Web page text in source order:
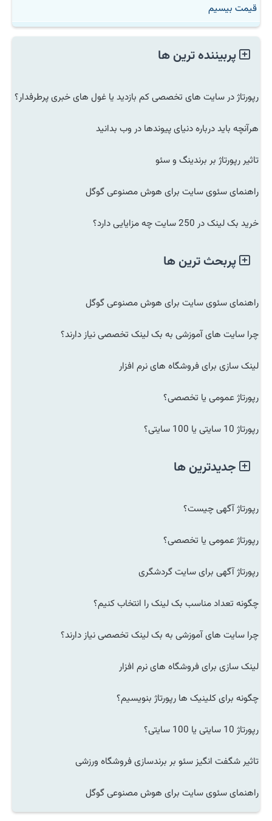
قیمت بیسیم
پربیننده ترین ها
رپورتاژ در سایت های تخصصی کم بازدید یا غول های خبری پرطرفدار؟
هرآنچه باید درباره دنیای پیوندها در وب بدانید
تاثیر رپورتاژ بر برندینگ و سئو
راهنمای سئوی سایت برای هوش مصنوعی گوگل
خرید بک لینک در 250 سایت چه مزایایی دارد؟
پربحث ترین ها
راهنمای سئوی سایت برای هوش مصنوعی گوگل
چرا سایت های آموزشی به بک لینک تخصصی نیاز دارند؟
لینک سازی برای فروشگاه های نرم افزار
رپورتاژ عمومی یا تخصصی؟
رپورتاژ 10 سایتی یا 100 سایتی؟
جدیدترین ها
رپورتاژ آگهی چیست؟
رپورتاژ عمومی یا تخصصی؟
رپورتاژ آگهی برای سایت گردشگری
چگونه تعداد مناسب بک لینک را انتخاب کنیم؟
چرا سایت های آموزشی به بک لینک تخصصی نیاز دارند؟
لینک سازی برای فروشگاه های نرم افزار
چگونه برای کلینیک ها رپورتاژ بنویسیم؟
رپورتاژ 10 سایتی یا 100 سایتی؟
تاثیر شگفت انگیز سئو بر برندسازی فروشگاه ورزشی
راهنمای سئوی سایت برای هوش مصنوعی گوگل